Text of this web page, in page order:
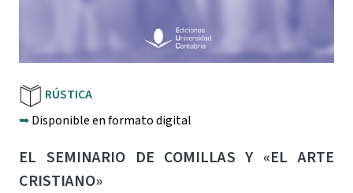
RÚSTICA
➥Disponible en formato digital
EL SEMINARIO DE COMILLAS Y «EL ARTE
CRISTIANO»